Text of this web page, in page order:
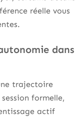
réelle vous
dans
trajectoire
formelle,
actif